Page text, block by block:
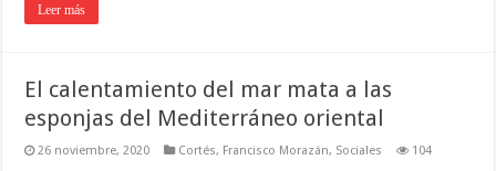
Leer más
El calentamiento del mar mata a las
esponjas del Mediterráneo oriental
26 noviembre, 2020 Cortés, Francisco Morazán, Sociales 104